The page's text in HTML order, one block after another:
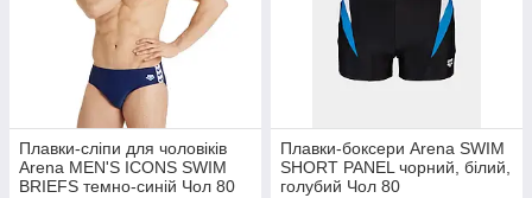
Плавки-сліпи для чоловіків
Arena MEN'S ICONS SWIM
BRIEFS темно-синій Чол 80
Плавки-боксери Arena SWIM
SHORT PANEL чорний, білий,
голубий Чол 80